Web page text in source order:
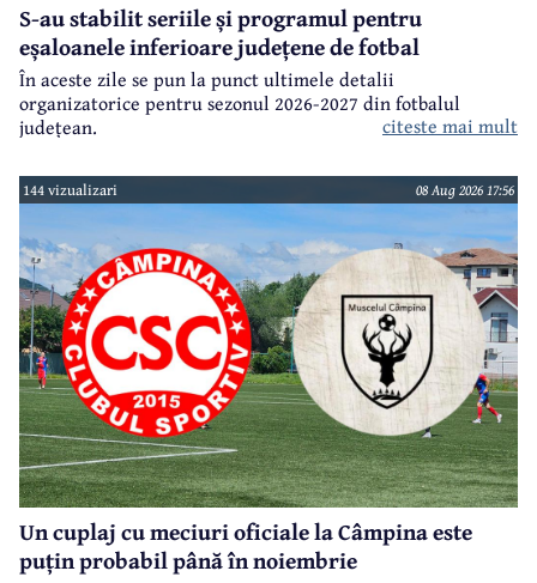
S-au stabilit seriile și programul pentru
eșaloanele inferioare județene de fotbal
În aceste zile se pun la punct ultimele detalii
organizatorice pentru sezonul 2026-2027 din fotbalul
județean.
citeste mai mult
144 vizualizari 08 Aug 2026 17:56
Un cuplaj cu meciuri oficiale la Câmpina este
puțin probabil până în noiembrie